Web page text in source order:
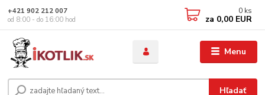
Menu
Hľadať
+421 902 212 007
od 8:00 - do 16:00 hod
0 ks
za 0,00 EUR